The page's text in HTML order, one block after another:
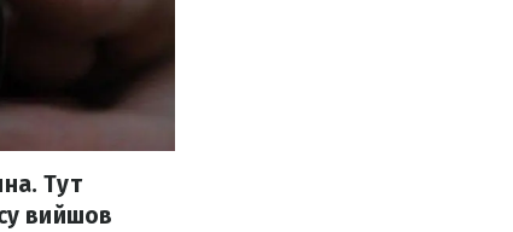
Тут
вийшов